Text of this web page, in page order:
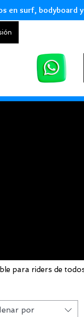
en surf,
para riders de
por